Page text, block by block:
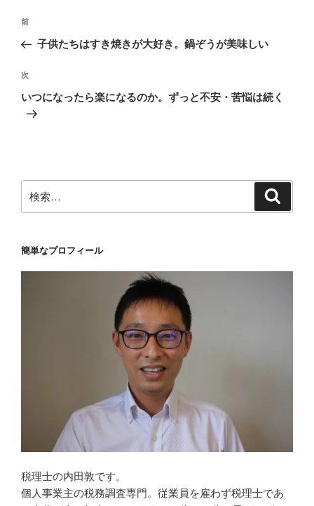
投
ナ
ビ
ゲ
ー
前
の
稿
前
子供たちはすき焼きが大好き。鍋ぞうが美味しい
次
の
次
いつになったら楽になるのか。ずっと不安・苦悩は続く
索:
簡単なプロフィール
税理士の内田敦です。
個人事業主の税務調査専門。従業員を雇わず税理士であ